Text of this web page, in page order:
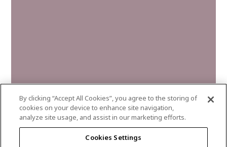
By clicking “Accept All Cookies”, you agree to the storing of
cookies on your device to enhance site navigation,
analyze site usage, and assist in our marketing efforts.
Cookies Settings